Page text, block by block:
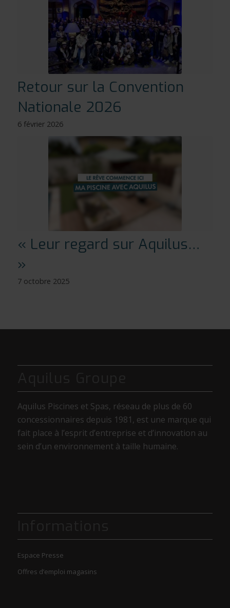
Retour sur la Convention
Nationale 2026
6 février 2026
« Leur regard sur Aquilus…
»
7 octobre 2025
Aquilus Piscines et Spas, réseau de plus de 60
concessionnaires depuis 1981, est une marque qui
fait place à l’esprit d’entreprise et d’innovation au
sein d’un environnement à taille humaine.
Espace Presse
Offres d’emploi magasins